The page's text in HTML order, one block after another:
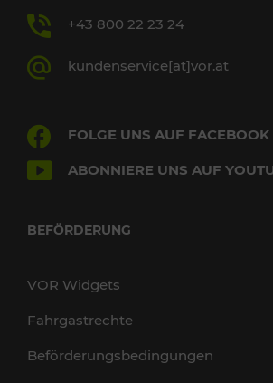
+43 800 22 23 24
kundenservice[at]vor.at
FOLGE UNS AUF FACEBOOK
ABONNIERE UNS AUF
BEFÖRDERUNG
VOR Widgets
Fahrgastrechte
Beförderungsbedingungen